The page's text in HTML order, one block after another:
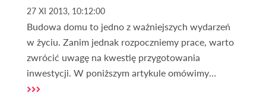
27 XI 2013, 10:12:00
Budowa domu to jedno z ważniejszych wydarzeń
w życiu. Zanim jednak rozpoczniemy prace, warto
zwrócić uwagę na kwestię przygotowania
inwestycji. W poniższym artykule omówimy
najważniejsze aspekty związane z tym tematem.